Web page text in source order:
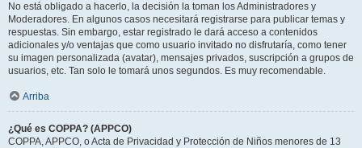
No está obligado a hacerlo, la decisión la toman los Administradores y
Moderadores. En algunos casos necesitará registrarse para publicar temas y
respuestas. Sin embargo, estar registrado le dará acceso a contenidos
adicionales y/o ventajas que como usuario invitado no disfrutaría, como tener
su imagen personalizada (avatar), mensajes privados, suscripción a grupos de
usuarios, etc. Tan solo le tomará unos segundos. Es muy recomendable.
Arriba
¿Qué es COPPA? (APPCO)
COPPA, APPCO, o Acta de Privacidad y Protección de Niños menores de 13